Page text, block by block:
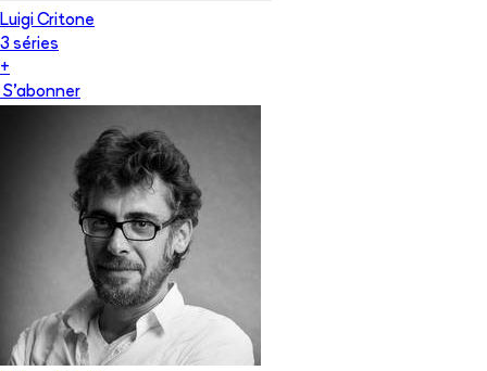
Luigi Critone
3 séries
+
S'abonner